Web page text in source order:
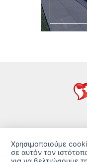
Χρησιμοποιούμε
σε αυτόν τον